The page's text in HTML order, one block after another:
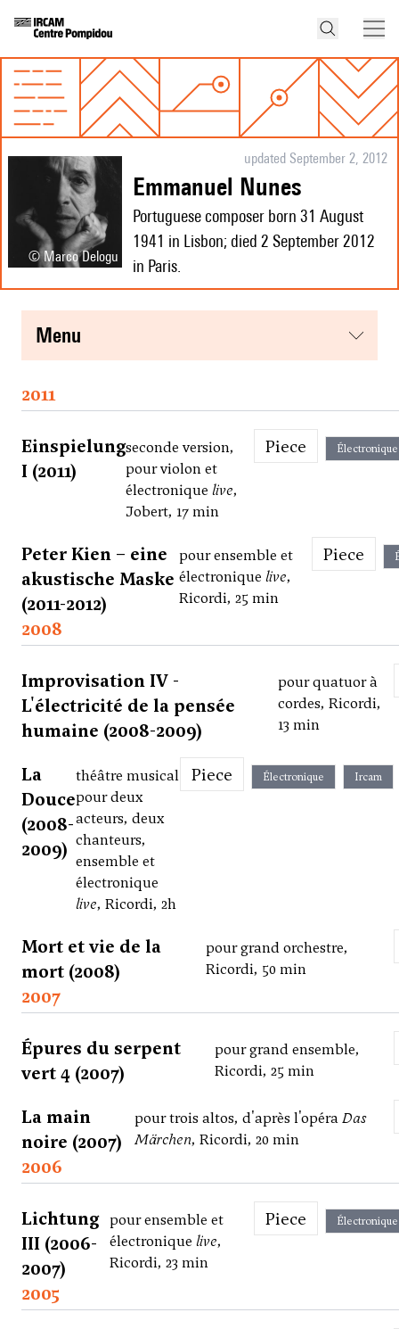
© Marco Delogu
updated September 2, 2012
Emmanuel Nunes
Portuguese composer born 31 August
1941 in Lisbon; died 2 September 2012
in Paris.
menu
2011
Einspielung
I (2011)
seconde version,
pour violon et
électronique live,
Jobert, 17 min
Piece Électronique
Peter Kien – eine
akustische Maske
(2011-2012)
pour ensemble et
électronique live,
Ricordi, 25 min
Piece
2008
Improvisation IV -
L'électricité de la pensée
humaine (2008-2009)
pour quatuor à
cordes, Ricordi,
13 min
La
Douce
(2008-
2009)
théâtre musical
pour deux
acteurs, deux
chanteurs,
ensemble et
électronique
live, Ricordi, 2h
Piece Électronique Ircam
Mort et vie de la
mort (2008)
pour grand orchestre,
Ricordi, 50 min
2007
Épures du serpent
vert 4 (2007)
pour grand ensemble,
Ricordi, 25 min
La main
noire (2007)
pour trois altos, d'après l'opéraDas
Märchen, Ricordi, 20 min
2006
Lichtung
III (2006-
2007)
pour ensemble et
électronique live,
Ricordi, 23 min
Piece Électronique
2005